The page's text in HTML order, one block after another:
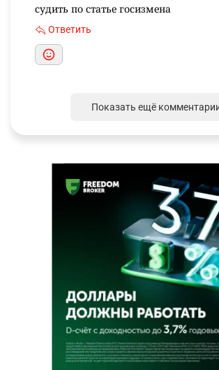
судить по статье госизмена
Ответить
Показать ещё